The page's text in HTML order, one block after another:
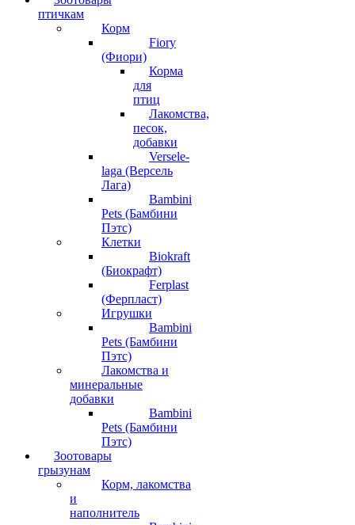
птичкам
Корм
Fiory
(Фиори)
Корма
для
птиц
Лакомства,
песок,
добавки
Versele-
laga (Версель
Лага)
Bambini
Pets (Бамбини
Пэтс)
Клетки
Biokraft
(Биокрафт)
Ferplast
(Ферпласт)
Игрушки
Bambini
Pets (Бамбини
Пэтс)
Лакомства и
минеральные
добавки
Bambini
Pets (Бамбини
Пэтс)
Зоотовары
грызунам
Корм, лакомства
и
наполнитель